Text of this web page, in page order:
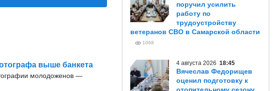
выше банкета
молодоженов —
поручил усилить
работу по
трудоустройству
ветеранов СВО в Самарской области
1068
4 августа 2026 18:45
Вячеслав Федорищев
оценил подготовку к